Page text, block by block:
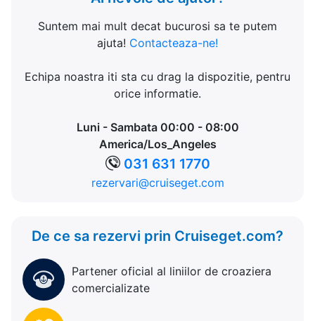
Suntem mai mult decat bucurosi sa te putem
ajuta! Contacteaza-ne!
Echipa noastra iti sta cu drag la dispozitie, pentru
orice informatie.
Luni - Sambata 00:00 - 08:00
America/Los_Angeles
031 631 1770
rezervari@cruiseget.com
De ce sa rezervi prin Cruiseget.com?
Partener oficial al liniilor de croaziera
comercializate